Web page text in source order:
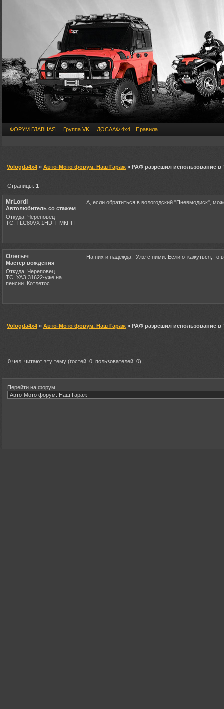
ФОРУМ ГЛАВНАЯ Группа VK ДОСААФ 4х4 Правила
Vologda4x4 » Авто-Мото форум. Наш Гараж » РАФ разрешил использование в
Страницы:1
MrLordi
Автолюбитель со стажем
Откуда: Череповец
ТС: TLC80VX 1HD-T МКПП
А, если обратиться в вологодский "Пневмодиск",
Олегыч
Мастер вождения
Откуда: Череповец
ТС: УАЗ 31622-уже на
пенсии. Котлетос.
На них и надежда. Уже с ними. Если откажуться, то
Vologda4x4 » Авто-Мото форум. Наш Гараж » РАФ разрешил использование в
0 чел. читают эту тему (гостей: 0, пользователей: 0)
Перейти на форум